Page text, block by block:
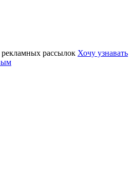
рассылок Хочу узнавать